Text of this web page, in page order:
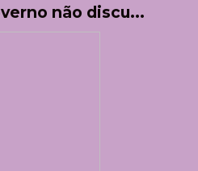
não discu...